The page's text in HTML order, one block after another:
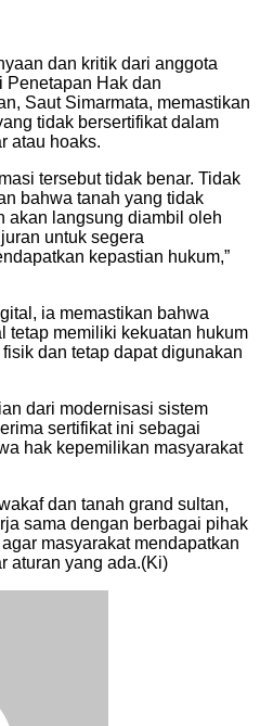
dan kritik dari anggota
Penetapan Hak dan
Saut Simarmata, memastikan
tidak bersertifikat dalam
atau hoaks.
tersebut tidak benar. Tidak
bahwa tanah yang tidak
akan langsung diambil oleh
untuk segera
kepastian hukum,”
ia memastikan bahwa
tetap memiliki kekuatan hukum
dan tetap dapat digunakan
dari modernisasi sistem
sertifikat ini sebagai
hak kepemilikan masyarakat
dan tanah grand sultan,
sama dengan berbagai pihak
masyarakat mendapatkan
aturan yang ada.(Ki)